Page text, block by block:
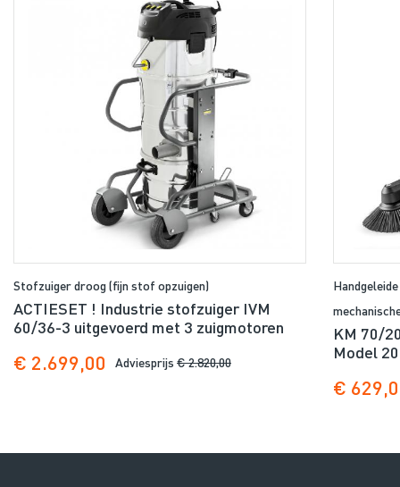
n deze video zie je de werking van het TACT systeem
van Karcher voor deze bouwstofzuigers. Om de paar
seconden klopt de stofzuiger automatisch het
stoffilter uit, fantatisch toch?
Stofzuiger droog (fijn stof opzuigen)
ACTIESET ! Industrie stofzuiger IVM
60/36-3 uitgevoerd met 3 zuigmotoren
€ 2.699,00 Adviesprijs € 2.820,00
KM 70/
Model
€